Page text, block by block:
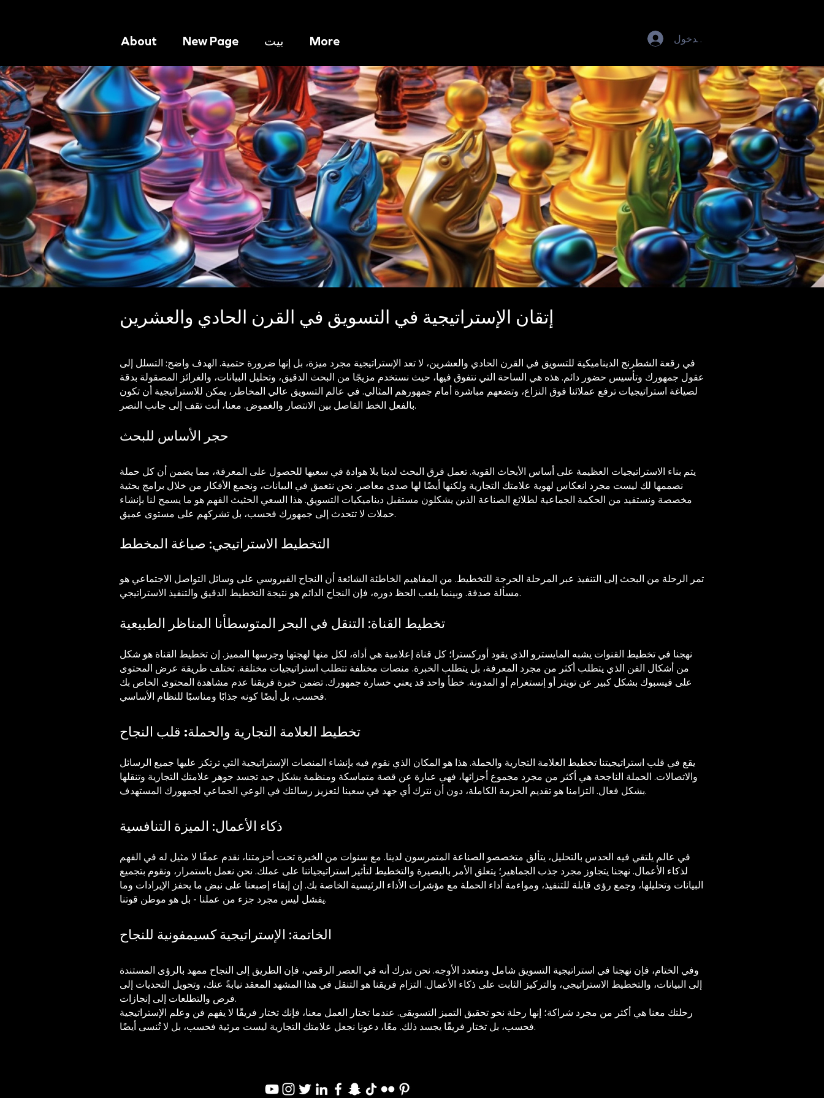
About New Page بيت More تسجيل الدخول
إتقان الإستراتيجية في التسويق في القرن الحادي والعشرين
في رقعة الشطرنج الديناميكية للتسويق في القرن الحادي والعشرين، لا تعد الإستراتيجية مجرد ميزة، بل إنها ضرورة حتمية. الهدف واضح: التسلل إلى
عقول جمهورك وتأسيس حضور دائم. هذه هي الساحة التي نتفوق فيها، حيث نستخدم مزيجًا من البحث الدقيق، وتحليل البيانات، والغرائز المصقولة بدقة
لصياغة استراتيجيات ترفع عملائنا فوق النزاع، وتضعهم مباشرة أمام جمهورهم المثالي. في عالم التسويق عالي المخاطر، يمكن للاستراتيجية أن تكون
بالفعل الخط الفاصل بين الانتصار والغموض. معنا، أنت تقف إلى جانب النصر.
حجر الأساس للبحث
يتم بناء الاستراتيجيات العظيمة على أساس الأبحاث القوية. تعمل فرق البحث لدينا بلا هوادة في سعيها للحصول على المعرفة، مما يضمن أن كل حملة
نصممها لك ليست مجرد انعكاس لهوية علامتك التجارية ولكنها أيضًا لها صدى معاصر. نحن نتعمق في البيانات، ونجمع الأفكار من خلال برامج بحثية
مخصصة ونستفيد من الحكمة الجماعية لطلائع الصناعة الذين يشكلون مستقبل ديناميكيات التسويق. هذا السعي الحثيث الفهم هو ما يسمح لنا بإنشاء
حملات لا تتحدث إلى جمهورك فحسب، بل تشركهم على مستوى عميق.
التخطيط الاستراتيجي: صياغة المخطط
تمر الرحلة من البحث إلى التنفيذ عبر المرحلة الحرجة للتخطيط. من المفاهيم الخاطئة الشائعة أن النجاح الفيروسي على وسائل التواصل الاجتماعي هو
مسألة صدفة. وبينما يلعب الحظ دوره، فإن النجاح الدائم هو نتيجة التخطيط الدقيق والتنفيذ الاستراتيجي.
تخطيط القناة: التنقل في البحر المتوسطأنا المناظر الطبيعية
نهجنا في تخطيط القنوات يشبه المايسترو الذي يقود أوركسترا؛ كل قناة إعلامية هي أداة، لكل منها لهجتها وجرسها المميز. إن تخطيط القناة هو شكل
من أشكال الفن الذي يتطلب أكثر من مجرد المعرفة، بل يتطلب الخبرة. منصات مختلفة تتطلب استراتيجيات مختلفة. تختلف طريقة عرض المحتوى
على فيسبوك بشكل كبير عن تويتر أو إنستغرام أو المدونة. خطأ واحد قد يعني خسارة جمهورك. تضمن خبرة فريقنا عدم مشاهدة المحتوى الخاص بك
فحسب، بل أيضًا كونه جذابًا ومناسبًا للنظام الأساسي.
تخطيط العلامة التجارية والحملة: قلب النجاح
يقع في قلب استراتيجيتنا تخطيط العلامة التجارية والحملة. هذا هو المكان الذي نقوم فيه بإنشاء المنصات الإستراتيجية التي ترتكز عليها جميع الرسائل
والاتصالات. الحملة الناجحة هي أكثر من مجرد مجموع أجزائها، فهي عبارة عن قصة متماسكة ومنظمة بشكل جيد تجسد جوهر علامتك التجارية وتنقلها
بشكل فعال. التزامنا هو تقديم الحزمة الكاملة، دون أن نترك أي جهد في سعينا لتعزيز رسالتك في الوعي الجماعي لجمهورك المستهدف.
ذكاء الأعمال: الميزة التنافسية
في عالم يلتقي فيه الحدس بالتحليل، يتألق متخصصو الصناعة المتمرسون لدينا. مع سنوات من الخبرة تحت أحزمتنا، نقدم عمقًا لا مثيل له في الفهم
لذكاء الأعمال. نهجنا يتجاوز مجرد جذب الجماهير؛ يتعلق الأمر بالبصيرة والتخطيط لتأثير استراتيجياتنا على عملك. نحن نعمل باستمرار، ونقوم بتجميع
البيانات وتحليلها، وجمع رؤى قابلة للتنفيذ، ومواءمة أداء الحملة مع مؤشرات الأداء الرئيسية الخاصة بك. إن إبقاء إصبعنا على نبض ما يحفز الإيرادات وما
يفشل ليس مجرد جزء من عملنا - بل هو موطن قوتنا.
الخاتمة: الإستراتيجية كسيمفونية للنجاح
وفي الختام، فإن نهجنا في استراتيجية التسويق شامل ومتعدد الأوجه. نحن ندرك أنه في العصر الرقمي، فإن الطريق إلى النجاح ممهد بالرؤى المستندة
إلى البيانات، والتخطيط الاستراتيجي، والتركيز الثابت على ذكاء الأعمال. التزام فريقنا هو التنقل في هذا المشهد المعقد نيابةً عنك، وتحويل التحديات إلى
فرص والتطلعات إلى إنجازات.
رحلتك معنا هي أكثر من مجرد شراكة؛ إنها رحلة نحو تحقيق التميز التسويقي. عندما تختار العمل معنا، فإنك تختار فريقًا لا يفهم فن وعلم الإستراتيجية
فحسب، بل تختار فريقًا يجسد ذلك. معًا، دعونا نجعل علامتك التجارية ليست مرئية فحسب، بل لا تُنسى أيضًا.